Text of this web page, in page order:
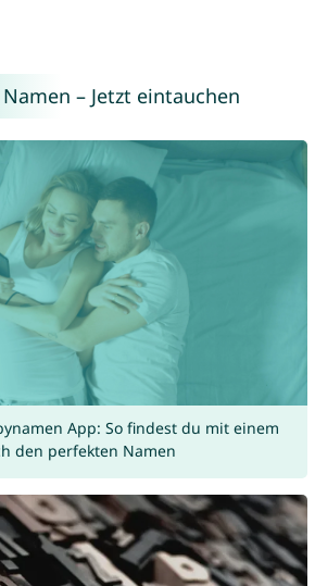
– Jetzt eintauchen
App: So findest du mit einem
den perfekten Namen